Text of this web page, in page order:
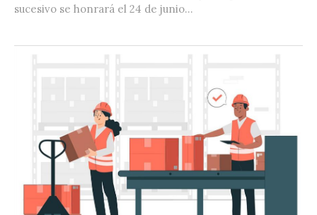
sucesivo se honrará el 24 de junio...